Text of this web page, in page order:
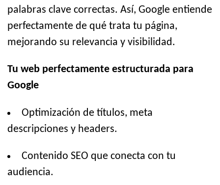
palabras clave correctas. Así, Google entiende
perfectamente de qué trata tu página,
mejorando su relevancia y visibilidad.
Tu web perfectamente estructurada para
Google
Optimización de títulos, meta
descripciones y headers.
Contenido SEO que conecta con tu
audiencia.